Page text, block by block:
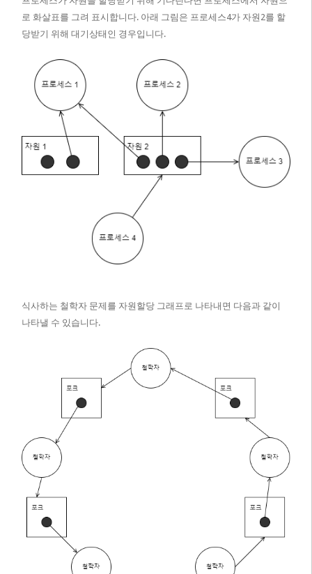
로 화살표를 그려 표시합니다. 아래 그림은 프로세스4가 자원2를 할
당받기 위해 대기상태인 경우입니다.
식사하는 철학자 문제를 자원할당 그래프로 나타내면 다음과 같이
나타낼 수 있습니다.